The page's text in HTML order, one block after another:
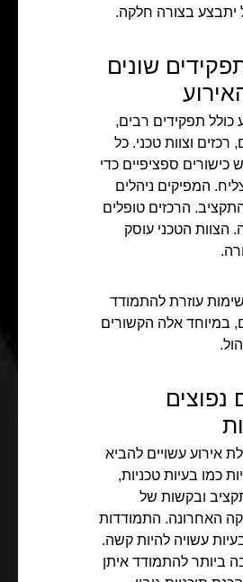
יתבצע בצורה חלקה.
שונים
כולל תפקידים רבים,
רכזים וצוות טכני. כל
כישורים ספציפיים כדי
המפיקים ניהלים
הרכזים טופלים
הצוות הטכני עוסק
עוזרת להתמודד
במיוחד אלה הקשורים
נפוצים
אירוע עשויים להביא
כמו בעיות טכניות,
ובקשות של
האחרונה. התמודדות
עשויה להיות קשה.
ביותר להתמודד איתן